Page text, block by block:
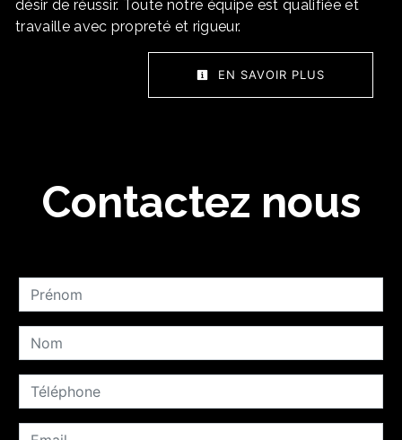
désir de réussir. Toute notre équipe est qualifiée et
travaille avec propreté et rigueur.
EN SAVOIR PLUS
Contactez nous